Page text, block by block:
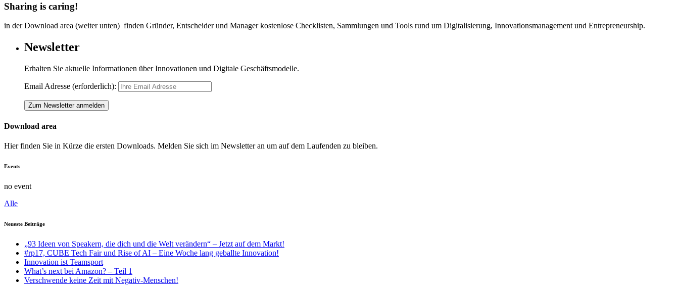
Sharing is caring!
in der Download area (weiter unten) finden Gründer, Entscheider und Manager kostenlose Checklisten, Sammlungen und Tools rund um Digitalisierung, Innovationsmanagement und Entrepreneurship.
Newsletter
Erhalten Sie aktuelle Informationen über Innovationen und Digitale Geschäftsmodelle.
Email Adresse (erforderlich):
Download area
Hier finden Sie in Kürze die ersten Downloads. Melden Sie sich im Newsletter an um auf dem Laufenden zu bleiben.
Events
no event
Alle
Neueste Beiträge
„93 Ideen von Speakern, die dich und die Welt verändern“ – Jetzt auf dem Markt!
#rp17, CUBE Tech Fair und Rise of AI – Eine Woche lang geballte Innovation!
Innovation ist Teamsport
What’s next bei Amazon? – Teil 1
Verschwende keine Zeit mit Negativ-Menschen!